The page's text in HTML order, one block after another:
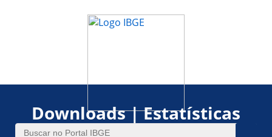
Downloads | Estatísticas